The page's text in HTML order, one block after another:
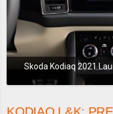
Skoda Kodiaq 2021